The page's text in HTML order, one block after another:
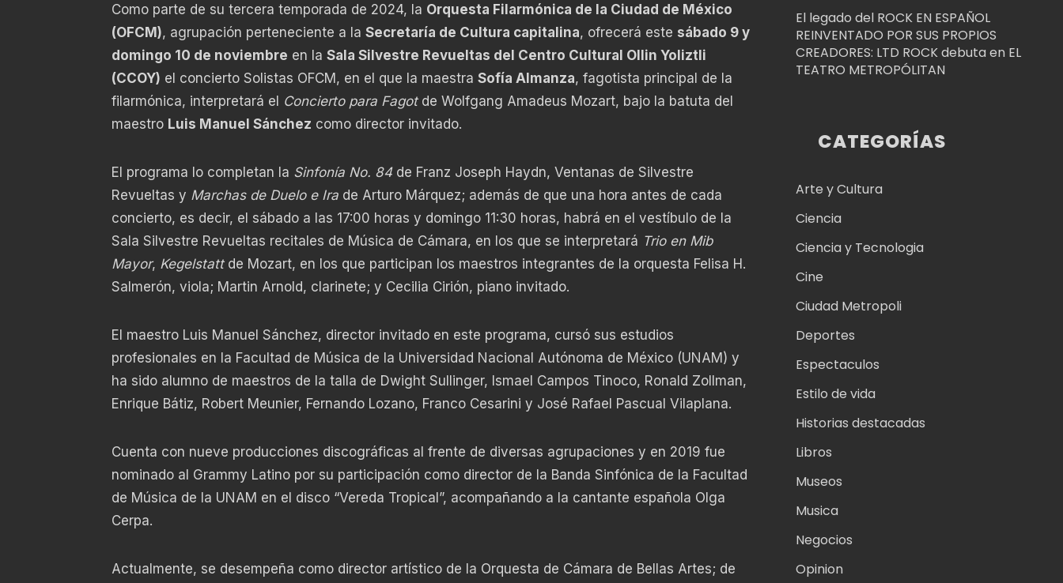
Como parte de su tercera temporada de 2024, la Orquesta Filarmónica de la Ciudad de México
(OFCM), agrupación perteneciente a la Secretaría de Cultura capitalina, ofrecerá este sábado 9 y
domingo 10 de noviembre en la Sala Silvestre Revueltas del Centro Cultural Ollin Yoliztli
(CCOY) el concierto Solistas OFCM, en el que la maestra Sofía Almanza, fagotista principal de la
filarmónica, interpretará el Concierto para Fagotde Wolfgang Amadeus Mozart, bajo la batuta del
maestro Luis Manuel Sánchez como director invitado.
El programa lo completan la Sinfonía No. 84de Franz Joseph Haydn, Ventanas de Silvestre
Revueltas y Marchas de Duelo e Irade Arturo Márquez; además de que una hora antes de cada
concierto, es decir, el sábado a las 17:00 horas y domingo 11:30 horas, habrá en el vestíbulo de la
Sala Silvestre Revueltas recitales de Música de Cámara, en los que se interpretará Trio en Mib
Mayor, Kegelstattde Mozart, en los que participan los maestros integrantes de la orquesta Felisa H.
Salmerón, viola; Martin Arnold, clarinete; y Cecilia Cirión, piano invitado.
El maestro Luis Manuel Sánchez, director invitado en este programa, cursó sus estudios
profesionales en la Facultad de Música de la Universidad Nacional Autónoma de México (UNAM) y
ha sido alumno de maestros de la talla de Dwight Sullinger, Ismael Campos Tinoco, Ronald Zollman,
Enrique Bátiz, Robert Meunier, Fernando Lozano, Franco Cesarini y José Rafael Pascual Vilaplana.
Cuenta con nueve producciones discográficas al frente de diversas agrupaciones y en 2019 fue
nominado al Grammy Latino por su participación como director de la Banda Sinfónica de la Facultad
de Música de la UNAM en el disco “Vereda Tropical”, acompañando a la cantante española Olga
Cerpa.
Actualmente, se desempeña como director artístico de la Orquesta de Cámara de Bellas Artes; de
El legado del ROCK EN ESPAÑOL
REINVENTADO POR SUS PROPIOS
CREADORES: LTD ROCK debuta en EL
TEATRO METROPÓLITAN
CATEGORÍAS
Arte y Cultura
Ciencia
Ciencia y Tecnologia
Cine
Ciudad Metropoli
Deportes
Espectaculos
Estilo de vida
Historias destacadas
Libros
Museos
Musica
Negocios
Opinion